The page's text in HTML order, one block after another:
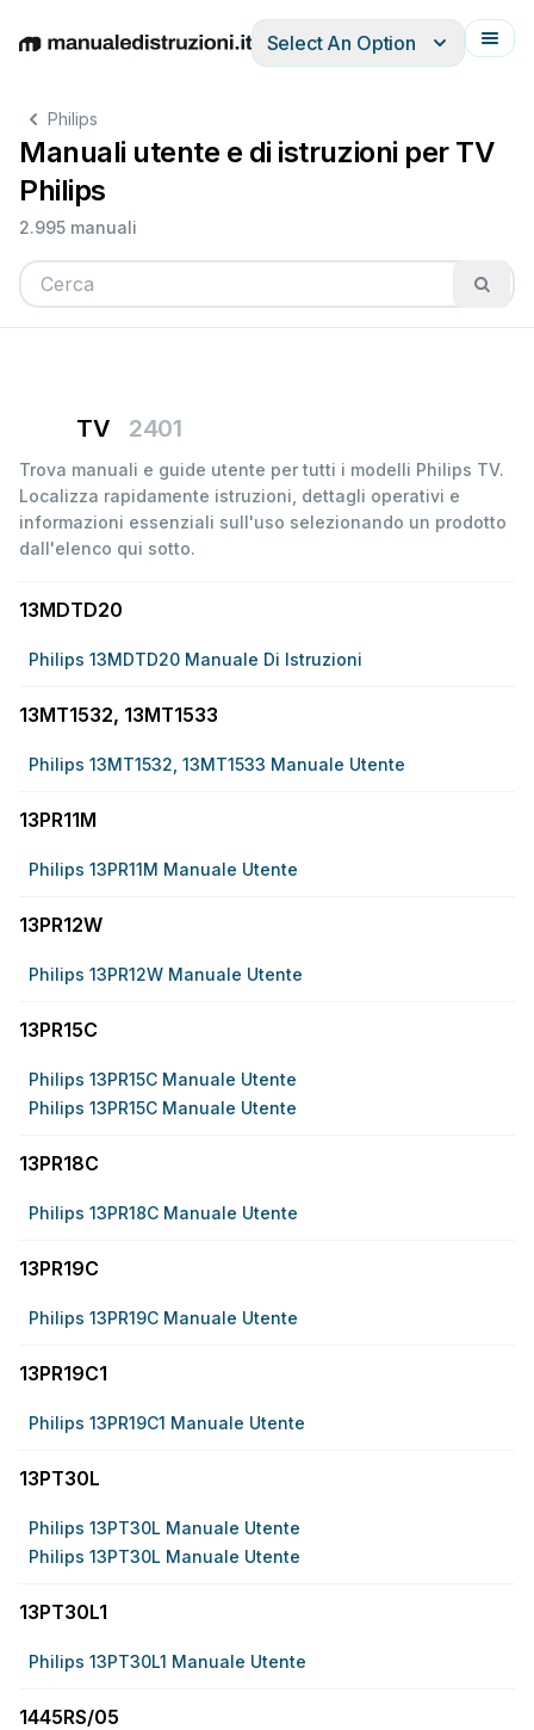
EnglishDeutschEspañolItalianoFrançais
Select An Option
Philips
Manuali utente e di istruzioni per TV
Philips
2.995 manuali
TV 2401
Trova manuali e guide utente per tutti i modelli Philips TV.
Localizza rapidamente istruzioni, dettagli operativi e
informazioni essenziali sull'uso selezionando un prodotto
dall'elenco qui sotto.
13MDTD20
Philips 13MDTD20 Manuale Di Istruzioni
13MT1532, 13MT1533
Philips 13MT1532, 13MT1533 Manuale Utente
13PR11M
Philips 13PR11M Manuale Utente
13PR12W
Philips 13PR12W Manuale Utente
13PR15C
Philips 13PR15C Manuale Utente
Philips 13PR15C Manuale Utente
13PR18C
Philips 13PR18C Manuale Utente
13PR19C
Philips 13PR19C Manuale Utente
13PR19C1
Philips 13PR19C1 Manuale Utente
13PT30L
Philips 13PT30L Manuale Utente
Philips 13PT30L Manuale Utente
13PT30L1
Philips 13PT30L1 Manuale Utente
1445RS/05